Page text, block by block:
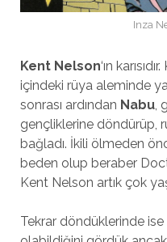
Inza
Kent Nelson‘ın
içindeki rüya aleminde
sonrası ardından Nabu,
gençliklerine döndürüp,
bağladı. İkili ölmeden
beden olup beraber
Kent Nelson artık çok
Tekrar döndüklerinde ise